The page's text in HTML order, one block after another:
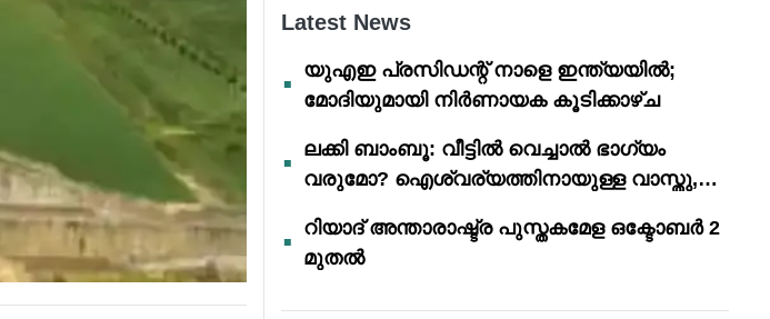
Latest News
യുഎഇ പ്രസിഡന്റ് നാളെ ഇന്ത്യയിൽ;
മോദിയുമായി നിർണായക കൂടിക്കാഴ്ച
ലക്കി ബാംബൂ: വീട്ടിൽ വെച്ചാൽ ഭാഗ്യം
വരുമോ? ഐശ്വര്യത്തിനായുള്ള വാസ്തു,
റിയാദ് അന്താരാഷ്ട്ര പുസ്തകമേള ഒക്ടോബർ 2
മുതൽ